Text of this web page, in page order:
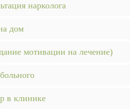
нарколога
дом
мотивации на лечение)
в клинике